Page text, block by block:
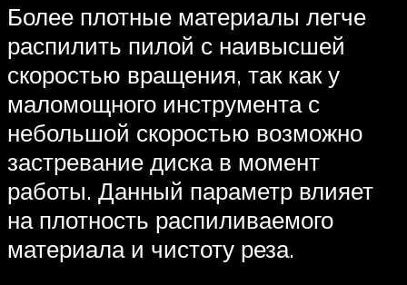
Более плотные материалы легче
распилить пилой с наивысшей
скоростью вращения, так как у
маломощного инструмента с
небольшой скоростью возможно
застревание диска в момент
работы. Данный параметр влияет
на плотность распиливаемого
материала и чистоту реза.